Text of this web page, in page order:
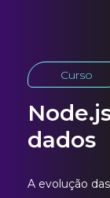
Curso
dados
A evolução